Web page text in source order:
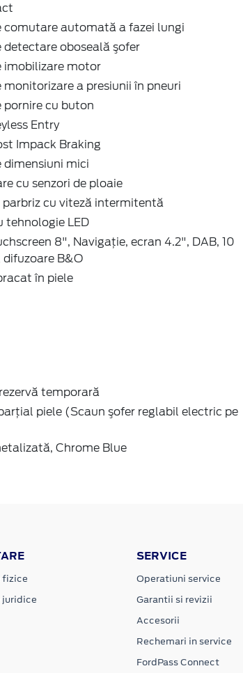
comutare automată a fazei lungi
detectare oboseală şofer
imobilizare motor
monitorizare a presiunii în pneuri
pornire cu buton
Entry
Impack Braking
dimensiuni mici
cu senzori de ploaie
cu viteză intermitentă
tehnologie LED
8", Navigaţie, ecran 4.2", DAB, 10
difuzoare B&O
în piele
temporară
piele (Scaun şofer reglabil electric pe
Chrome Blue
fizice
juridice
SERVICE
Operatiuni service
Garantii si revizii
Accesorii
Rechemari in service
FordPass Connect